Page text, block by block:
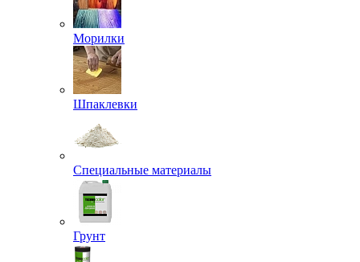
Морилки
Шпаклевки
Специальные материалы
Грунт